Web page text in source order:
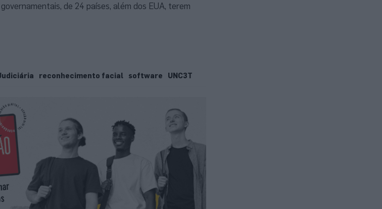
de 24 países, além dos EUA, terem
reconhecimento facial software UNC3T